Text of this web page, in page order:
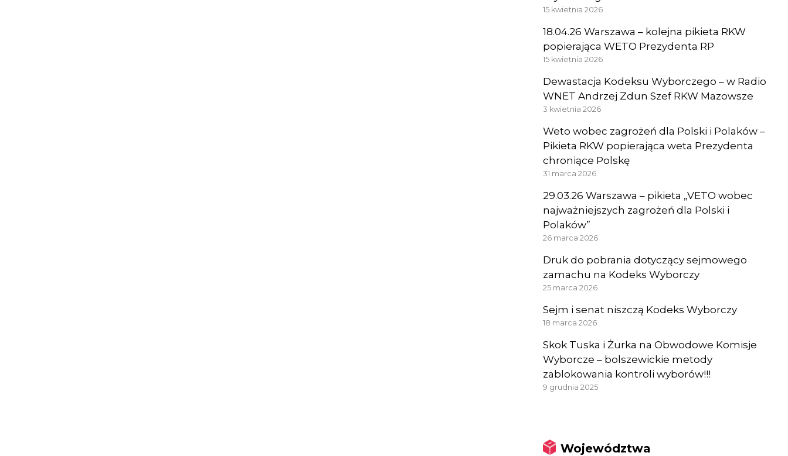
15 kwietnia 2026
18.04.26 Warszawa – kolejna pikieta RKW
popierająca WETO Prezydenta RP
15 kwietnia 2026
Dewastacja Kodeksu Wyborczego – w Radio
WNET Andrzej Zdun Szef RKW Mazowsze
3 kwietnia 2026
Weto wobec zagrożeń dla Polski i Polaków –
Pikieta RKW popierająca weta Prezydenta
chroniące Polskę
31 marca 2026
29.03.26 Warszawa – pikieta „VETO wobec
najważniejszych zagrożeń dla Polski i
Polaków”
26 marca 2026
Druk do pobrania dotyczący sejmowego
zamachu na Kodeks Wyborczy
25 marca 2026
Sejm i senat niszczą Kodeks Wyborczy
18 marca 2026
Skok Tuska i Żurka na Obwodowe Komisje
Wyborcze – bolszewickie metody
zablokowania kontroli wyborów!!!
9 grudnia 2025
Województwa